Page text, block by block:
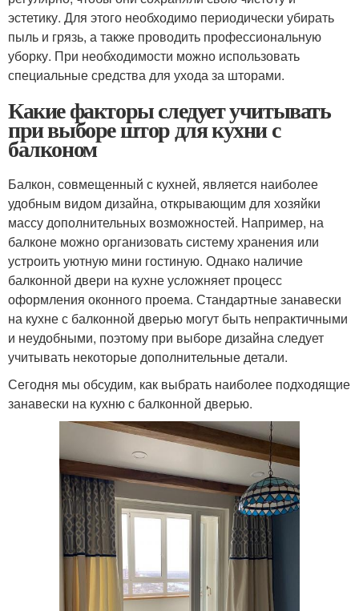
эстетику. Для этого необходимо периодически убирать
пыль и грязь, а также проводить профессиональную
уборку. При необходимости можно использовать
специальные средства для ухода за шторами.
Какие факторы следует учитывать
при выборе штор для кухни с
балконом
Балкон, совмещенный с кухней, является наиболее
удобным видом дизайна, открывающим для хозяйки
массу дополнительных возможностей. Например, на
балконе можно организовать систему хранения или
устроить уютную мини гостиную. Однако наличие
балконной двери на кухне усложняет процесс
оформления оконного проема. Стандартные занавески
на кухне с балконной дверью могут быть непрактичными
и неудобными, поэтому при выборе дизайна следует
учитывать некоторые дополнительные детали.
Сегодня мы обсудим, как выбрать наиболее подходящие
занавески на кухню с балконной дверью.